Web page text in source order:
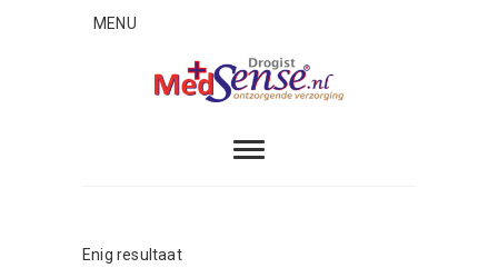
MENU
Enig resultaat